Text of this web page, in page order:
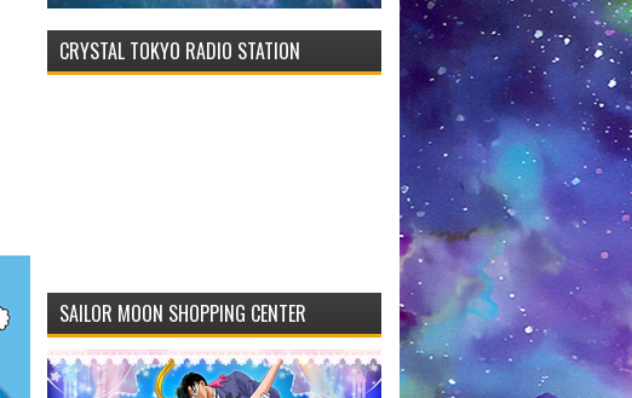
CRYSTAL TOKYO RADIO STATION
SAILOR MOON SHOPPING CENTER